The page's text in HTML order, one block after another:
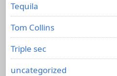
Tequila
Tom Collins
Triple sec
uncategorized